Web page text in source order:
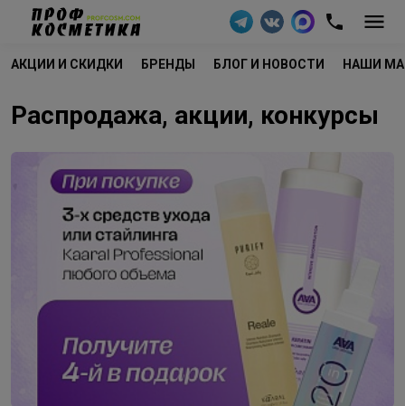
АКЦИИ И СКИДКИ БРЕНДЫ БЛОГ И НОВОСТИ НАШИ
Распродажа, акции, конкурсы